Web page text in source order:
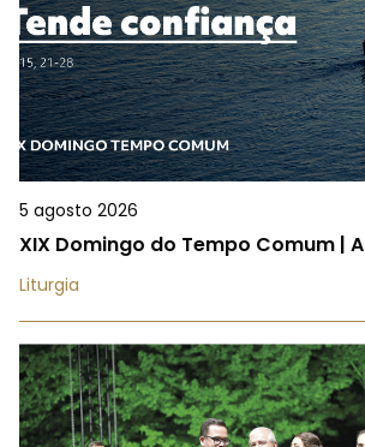
5 agosto 2026
XIX Domingo do Tempo Comum | A
Liturgia